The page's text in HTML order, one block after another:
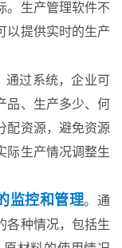
。生产管理软件不
以提供实时的生产
通过系统，企业可
品、生产多少、何
配资源，避免资源
际生产情况调整生
监控和管理。通
各种情况，包括生